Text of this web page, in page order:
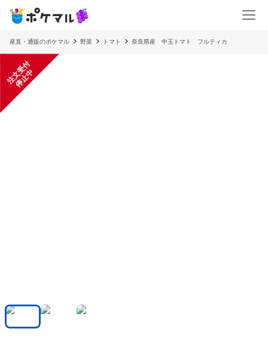
産直・通販のポケマル 野菜 トマト 奈良県産 中玉トマト フルティカ
注
文
受
付
停
止
中